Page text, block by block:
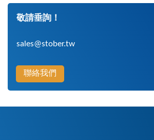
敬請垂詢！
sales@stober.tw
聯絡我們